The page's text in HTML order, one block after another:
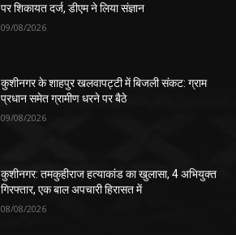
पर शिकायत दर्ज, डीएम ने लिया संज्ञान
09/08/2026
कुशीनगर के शाहपुर खलवापट्टी में बिजली संकट: ग्राम
प्रधान समेत ग्रामीण धरने पर बैठे
09/08/2026
कुशीनगर: तमकुहीराज हत्याकांड का खुलासा, 4 अभियुक्त
गिरफ्तार, एक बाल अपचारी हिरासत में
08/08/2026